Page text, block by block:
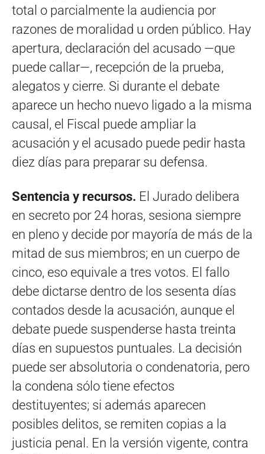
total o parcialmente la audiencia por
razones de moralidad u orden público. Hay
apertura, declaración del acusado —que
puede callar—, recepción de la prueba,
alegatos y cierre. Si durante el debate
aparece un hecho nuevo ligado a la misma
causal, el Fiscal puede ampliar la
acusación y el acusado puede pedir hasta
diez días para preparar su defensa.
Sentencia y recursos. El Jurado delibera
en secreto por 24 horas, sesiona siempre
en pleno y decide por mayoría de más de la
mitad de sus miembros; en un cuerpo de
cinco, eso equivale a tres votos. El fallo
debe dictarse dentro de los sesenta días
contados desde la acusación, aunque el
debate puede suspenderse hasta treinta
días en supuestos puntuales. La decisión
puede ser absolutoria o condenatoria, pero
la condena sólo tiene efectos
destituyentes; si además aparecen
posibles delitos, se remiten copias a la
justicia penal. En la versión vigente, contra